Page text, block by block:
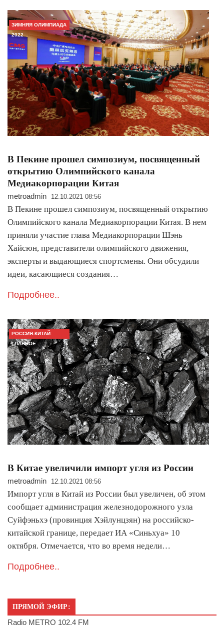
ЗИМНЯЯ ОЛИМПИАДА
2022
В Пекине прошел симпозиум, посвященный
открытию Олимпийского канала
Медиакорпорации Китая
metroadmin 12.10.2021 08:56
В Пекине прошел симпозиум, посвященный открытию
Олимпийского канала Медиакорпорации Китая. В нем
приняли участие глава Медиакорпорации Шэнь
Хайсюн, представители олимпийского движения,
эксперты и выдающиеся спортсмены. Они обсудили
идеи, касающиеся создания…
Подробнее..
РОССИЯ-КИТАЙ:
ГЛАВНОЕ
В Китае увеличили импорт угля из России
metroadmin 12.10.2021 08:56
Импорт угля в Китай из России был увеличен, об этом
сообщает администрация железнодорожного узла
Суйфэньхэ (провинция Хэйлунцзян) на российско-
китайской границе, передает ИА «Синьхуа» 10
октября. Отмечается, что во время недели…
Подробнее..
ПРЯМОЙ ЭФИР:
Radio METRO 102.4 FM